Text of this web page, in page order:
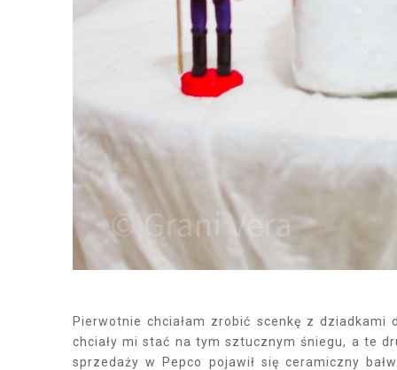
Pierwotnie chciałam zrobić scenkę z
chciały mi stać na tym sztucznym śniegu, a te
sprzedaży w Pepco pojawił się ceramiczny